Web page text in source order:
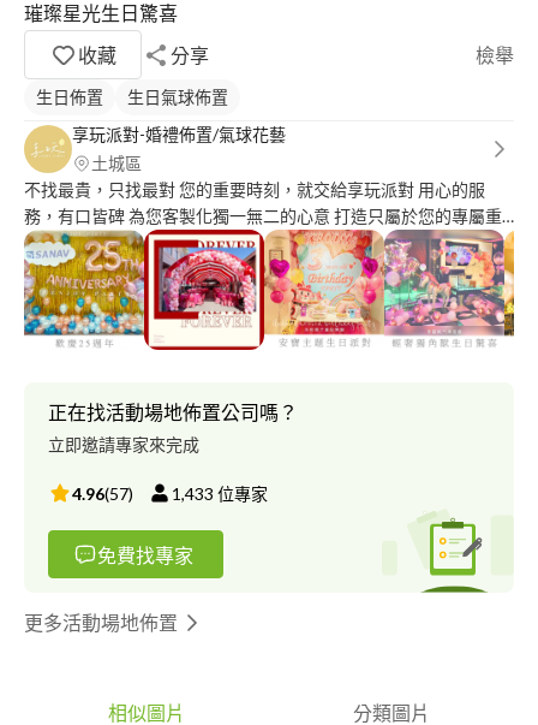
璀璨星光生日驚喜
收藏
分享 檢舉
生日佈置
生日氣球佈置
享玩派對-婚禮佈置/氣球花藝
土城區
不找最貴，只找最對 您的重要時刻，就交給享玩派對 用心的服
務，有口皆碑 為您客製化獨一無二的心意 打造只屬於您的專屬重
要時刻
正在找活動場地佈置公司嗎？
立即邀請專家來完成
4.96(57) 1,433 位專家
免費找專家
更多活動場地佈置
相似圖片 分類圖片